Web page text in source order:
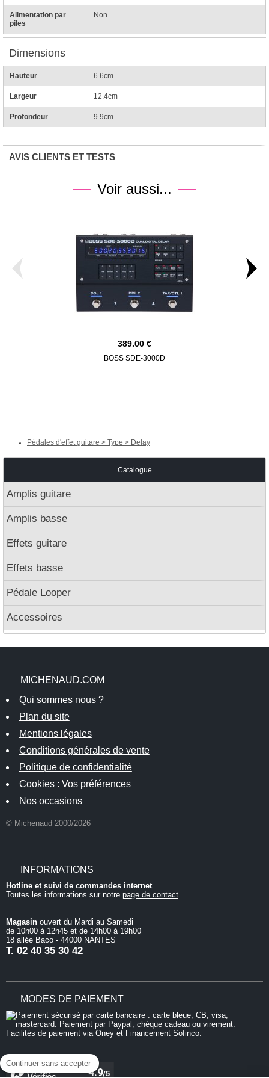
Continuer sans accepter
Alimentation par
piles
Non
Dimensions
Hauteur 6.6cm
Largeur 12.4cm
Profondeur 9.9cm
AVIS CLIENTS ET TESTS
Voir aussi...
389.00
BOSS SDE-3000D
Pédales d'effet guitare > Type > Delay
Catalogue
Amplis guitare
Amplis basse
Effets guitare
Effets basse
Pédale Looper
Accessoires
MICHENAUD.COM
Qui sommes nous ?
Plan du site
Mentions légales
Conditions générales de vente
Politique de confidentialité
Cookies : Vos préférences
Nos occasions
© Michenaud 2000/2026
INFORMATIONS
Hotline et suivi de commandes internet
Toutes les informations sur notre page de contact
Magasin ouvert du Mardi au Samedi
de 10h00 à 12h45 et de 14h00 à 19h00
18 allée Baco - 44000 NANTES
T. 02 40 35 30 42
MODES DE PAIEMENT